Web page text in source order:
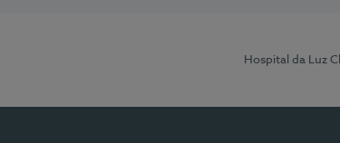
Hospital da Luz